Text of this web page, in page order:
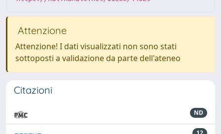
Attenzione
Attenzione! I dati visualizzati non sono stati
sottoposti a validazione da parte dell'ateneo
Citazioni
ND